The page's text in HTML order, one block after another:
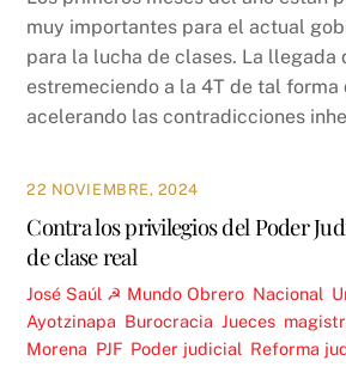
muy importantes para el actual
para la lucha de clases. La llegada
estremeciendo a la 4T de tal forma
acelerando las contradicciones
22 NOVIEMBRE, 2024
Contra los privilegios del Poder
de clase real
José Saúl ☭ Mundo Obrero Nacional
Ayotzinapa Burocracia ,Jueces
Morena PJF Poder judicial Reforma